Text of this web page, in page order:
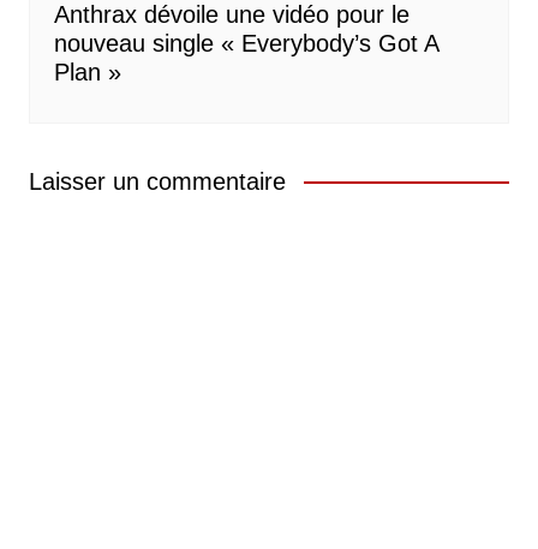
Anthrax dévoile une vidéo pour le
nouveau single « Everybody’s Got A
Plan »
Laisser un commentaire